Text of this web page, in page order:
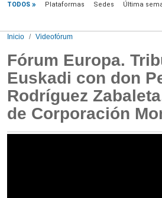
TODOS Plataformas Sedes Última
Inicio Videofórum
Fórum Europa.
Euskadi con don
Rodríguez
de Corporación